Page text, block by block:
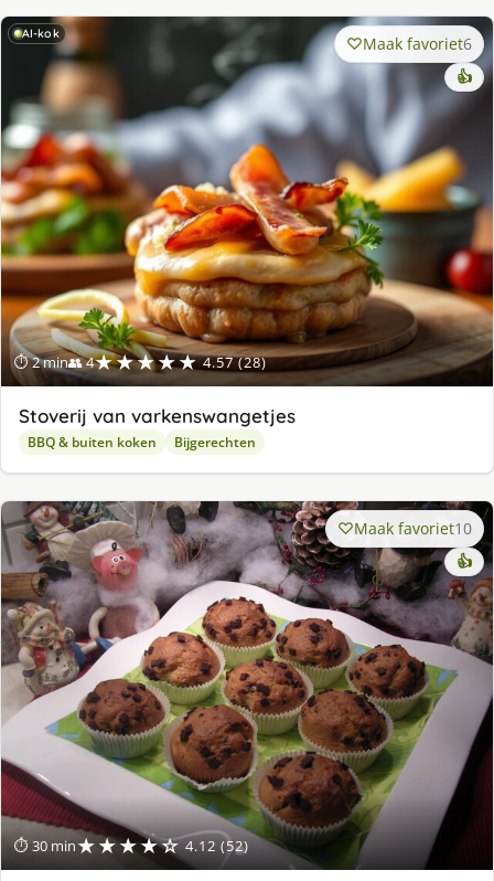
AI-kok
⏱ 2 min👥 4★★★★★ 4.57 (28)
Maak favoriet6
👍
Stoverij van varkenswangetjes
BBQ & buiten koken Bijgerechten
⏱ 30 min★★★★☆ 4.12 (52)
Maak favoriet10
👍